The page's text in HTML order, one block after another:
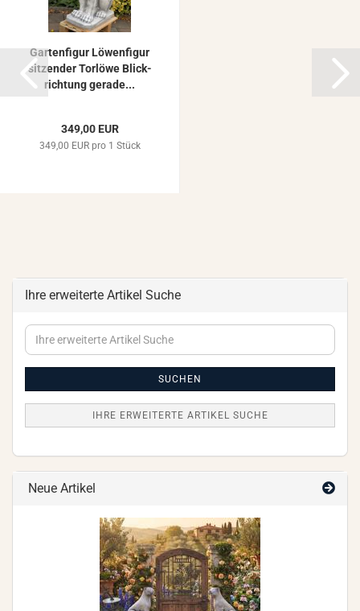
Gar­ten­fi­gur Lö­wen­fi­gur
sit­zen­der Tor­lö­we Blick­
rich­tung ge­ra­de...
349,00 EUR
349,00 EUR pro 1 Stück
Ihre erweiterte Artikel Suche
Ihre
erweiterte
SUCHEN
IHRE ERWEITERTE ARTIKEL SUCHE
Neue Artikel